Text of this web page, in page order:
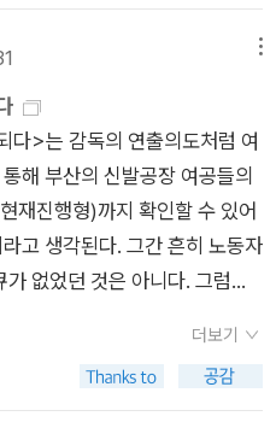
판하는 곳에서 느낄 수 있었던
. ……YH 노조 이야기는 차라
한 서사처럼 읽히는데, 청계천
‘노조’와 주도하는 주체(지식
위치가 분열되어 있지 않고
두 노조에 대한 서사도 다시
노동조합의 기본 기능을 지
체성을 구성한 기존 서사를 비
적 기능과 분리되어 있었으므
만 YH 노조는 자신의 현실적 위
로 YH 노조는 행위할 수 있었
는 즐거움》, 《숲에서 살려낸
》, 《읽는 우리말 사전 1·2·3》
니다. * 김진
여공,
공단 동맹 파업, 2005년 기
어서는 안 될 노동 운동의 역사
동 현장에서 악전고투하면서
의 인터뷰 장면이 나옵니다. 영
크레인에서 309일간 고공농성
도 나옵니다.
다운전태일, 2009)* 신순애
. 인문학의 본질이 민주주의라
야 한다는 깨달음을 준 이가
인들에게 내뱉은 “지금 문단
하다”는 일갈은 자신에게도
이전의 삶의 심화’를 얼마나 충
문을 통
밀어 붙여야 완성되는 것임을
지 않는 정직한 글이 가장 큰
다. “베냐민의 산문을 통해 사
다>는 감독의 연출의도처럼 여
해 부산의 신발공장 여공들의
재진행형)까지 확인할 수 있어
고 생각된다. 그간 흔히 노동자
없었던 것은 아니다. 그럼에
녀들의 목소리를 어디에서도
본격적으로 이루어진 노조운
더보기